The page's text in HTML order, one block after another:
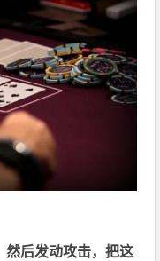
然后发动攻击，把这